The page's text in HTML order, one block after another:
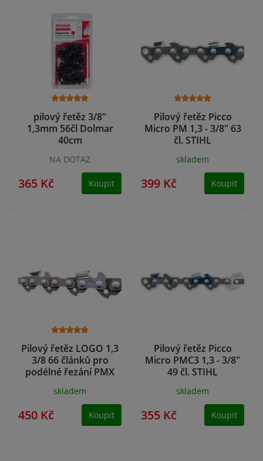
pilový řetěz 3/8"
1,3mm 56čl Dolmar
40cm
NA DOTAZ
365 Kč Koupit
Pilový řetěz Picco
Micro PM 1,3 - 3/8" 63
čl. STIHL
skladem
399 Kč Koupit
Pilový řetěz LOGO 1,3
3/8 66 článků pro
podélné řezání PMX
skladem
450 Kč Koupit
Pilový řetěz Picco
Micro PMC3 1,3 - 3/8"
49 čl. STIHL
skladem
355 Kč Koupit